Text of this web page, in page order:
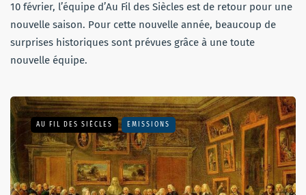
10 février, l’équipe d’Au Fil des Siècles est de retour pour une
nouvelle saison. Pour cette nouvelle année, beaucoup de
surprises historiques sont prévues grâce à une toute
nouvelle équipe.
AU FIL DES SIÈCLES EMISSIONS